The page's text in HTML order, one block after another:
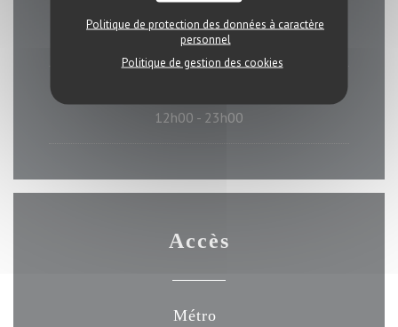
Politique de protection des données à caractère
personnel
Politique de gestion des cookies
Samedi
12h00 - 16h00 • 18h00 - 01h00
12h00 - 23h00
Accès
Métro